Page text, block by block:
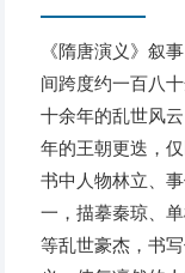
《隋唐演义》叙
间跨度约一百八
十余年的乱世风
年的王朝更迭，
书中人物林立、
一，描摹秦琼、
等乱世豪杰，书